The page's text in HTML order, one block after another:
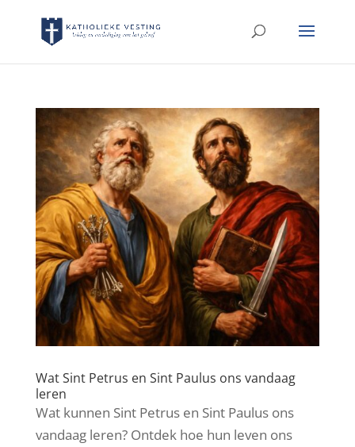
Wat Sint Petrus en Sint Paulus ons vandaag
leren
Wat kunnen Sint Petrus en Sint Paulus ons
vandaag leren? Ontdek hoe hun leven ons